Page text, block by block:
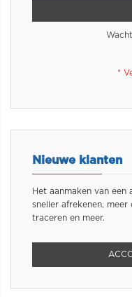
Nieuwe klanten
Het aanmaken van
sneller afrekenen, meer
traceren en meer.